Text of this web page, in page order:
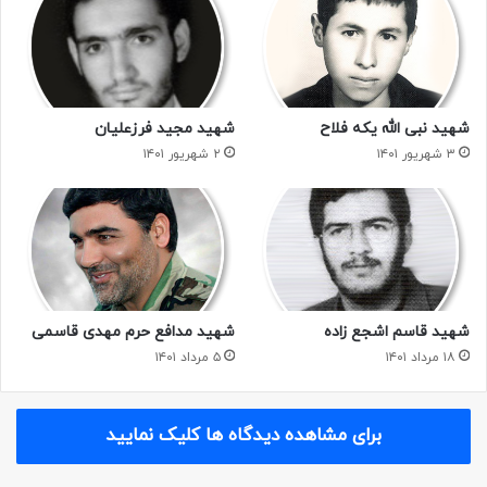
بیکاریش در آن به ورزش فوتبال می پرداخت، شنیده می شد.
دیگر هرکس می خواست علی را ببیند، باید در پایگاه بسیج یا واحد
فرهنگی اتحادیه انجمن‎های اسلامی دانش آموزان کرج به دنبالش
می گشت.
علی از بدو ورودش به اتحادیه در واحد تبلیغات مشغول فعالیت
کارها مورد توجه همه قرار گرفت. او به عنوان الگوی انضباط و
معلم اخلاق در بین دوستان معرفی شده بود.
علی در حال تکامل بود؛ تکامل در بُعد انسانیت و آنچه خدا به او به
امانت داده بود.
ندای هل من ناصر حسین(ع) از صحرای کربلا را از زبان رهبر کبیر
انقلاب با گوش جان شنیده بود و لبیک گفته بود. علی دیگر آرام و
شهید نبی الله یکه فلاح
۳ شهریور ۱۴۰۱
شهید مجید فرزعلیان
۲ شهریور ۱۴۰۱
شهید قاسم اشجع زاده
۱۸ مرداد ۱۴۰۱
شهید مدافع حرم مهدی قاسمی
۵ مرداد ۱۴۰۱
برای مشاهده دیدگاه ها کلیک نمایید